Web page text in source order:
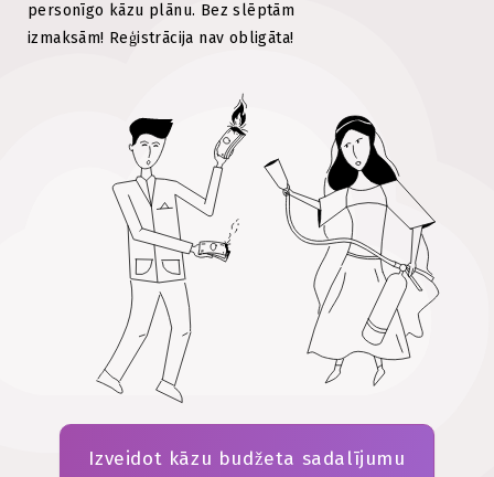
personīgo kāzu plānu. Bez slēptām
izmaksām! Reģistrācija nav obligāta!
Izveidot kāzu budžeta sadalījumu